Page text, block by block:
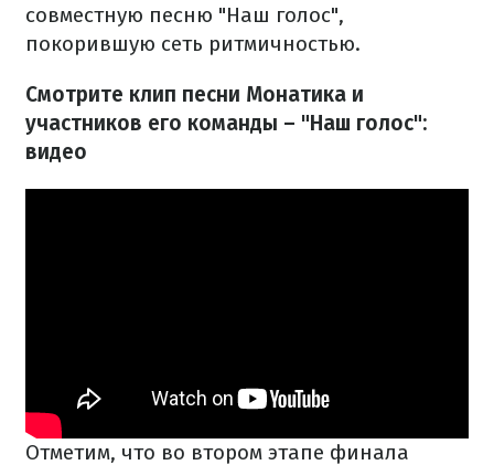
совместную песню "Наш голос",
покорившую сеть ритмичностью.
Смотрите клип песни Монатика и
участников его команды – "Наш голос":
видео
Отметим, что во втором этапе финала